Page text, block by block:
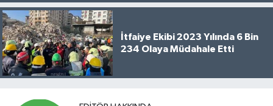
İtfaiye Ekibi 2023 Yılında 6 Bin
234 Olaya Müdahale Etti